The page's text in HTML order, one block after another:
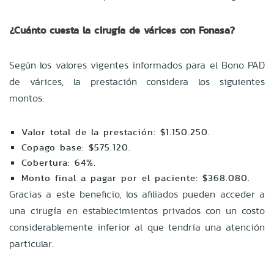
¿Cuánto cuesta la cirugía de várices con Fonasa?
Según los valores vigentes informados para el Bono PAD
de várices, la prestación considera los siguientes
montos:
Valor total de la prestación: $1.150.250.
Copago base: $575.120.
Cobertura: 64%.
Monto final a pagar por el paciente: $368.080.
Gracias a este beneficio, los afiliados pueden acceder a
una cirugía en establecimientos privados con un costo
considerablemente inferior al que tendría una atención
particular.